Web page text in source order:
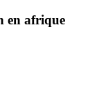
en afrique